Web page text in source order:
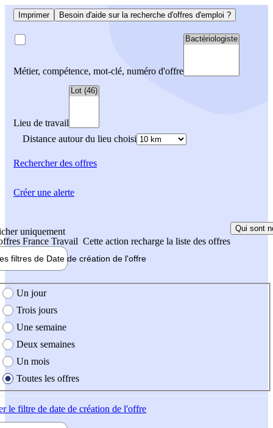
Imprimer Besoin d'aide sur la recherche d'offres d'emploi ?
Métier, compétence, mot-clé, numéro d'offre
Lieu de travail
Distance autour du lieu choisi
Rechercherdes offres
uniquement
France Travail Cette action recharge la liste des offres
Qui sont
filtres de Date de création de l'offre
création de l'offre
Un jour
Trois jours
Une semaine
Deux semaines
Un mois
Toutes les offres
le filtre de date de création de l'offre
Créer une alerte